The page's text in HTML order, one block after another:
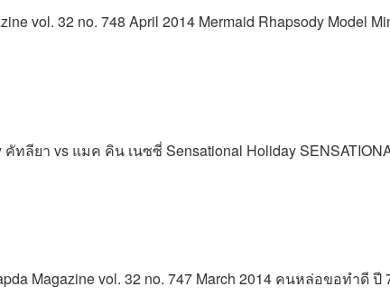
vol. 32 no. 748 April 2014 Mermaid Rhapsody Model
ทลียา vs แมค คิน เนซซี่ Sensational Holiday
Magazine vol. 32 no. 747 March 2014 คนหล่อขอทำดี ปี